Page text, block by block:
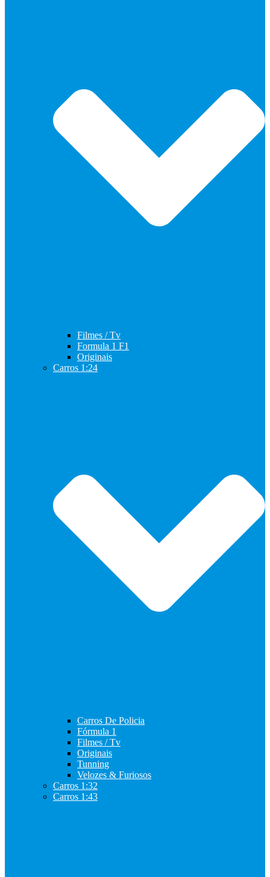
Filmes / Tv
Formula 1 F1
Originais
Carros 1:24
Carros De Policia
Fórmula 1
Filmes / Tv
Originais
Tunning
Velozes & Furiosos
Carros 1:32
Carros 1:43